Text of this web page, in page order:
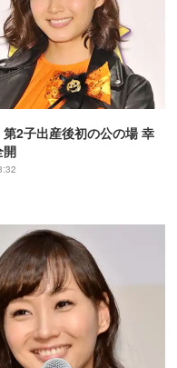
2子出産後初の公の場 幸
開